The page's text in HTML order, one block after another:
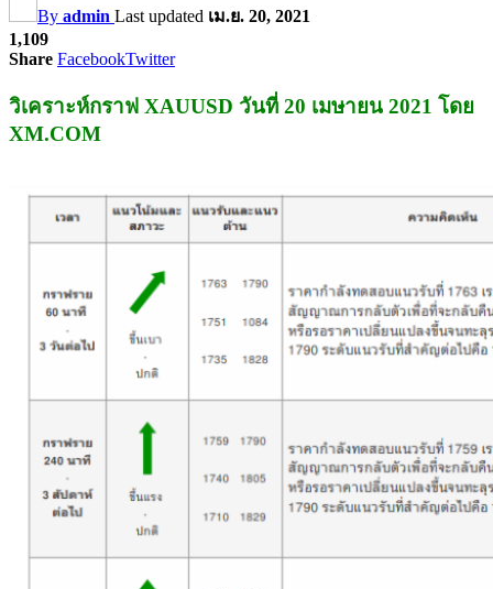
By admin Last updated เม.ย. 20, 2021
1,109
Share FacebookTwitter
วิเคราะห์กราฟ XAUUSD วันที่ 20 เมษายน 2021 โดย
XM.COM